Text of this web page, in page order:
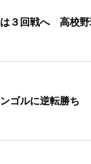
３回戦へ 高校
ゴルに逆転勝ち